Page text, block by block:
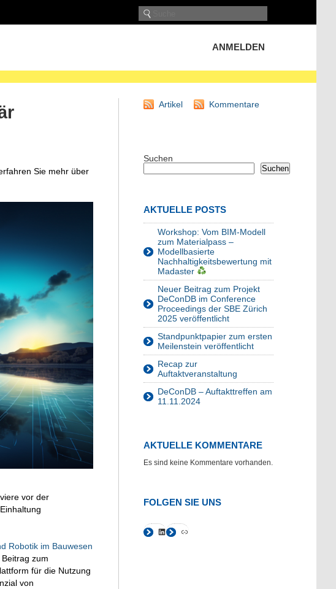
ANMELDEN
Sie mehr über
vor der
Robotik im Bauwesen
zum
für die Nutzung
von
Artikel Kommentare
Suchen
Suchen
AKTUELLE POSTS
Workshop: Vom BIM-Modell
zum Materialpass –
Modellbasierte
Nachhaltigkeitsbewertung mit
Madaster
Neuer Beitrag zum Projekt
DeConDB im Conference
Proceedings der SBE Zürich
2025 veröffentlicht
Standpunktpapier zum ersten
Meilenstein veröffentlicht
Recap zur
Auftaktveranstaltung
DeConDB – Auftakttreffen am
11.11.2024
AKTUELLE KOMMENTARE
Es sind keine Kommentare vorhanden.
FOLGEN SIE UNS